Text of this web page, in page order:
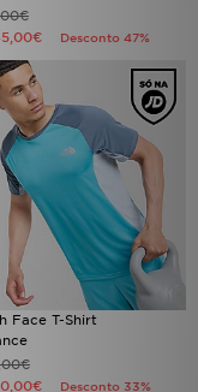
Desconto 47%
Face T-Shirt
Desconto 33%